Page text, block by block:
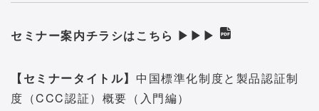
セミナー案内チラシはこちら ▶▶▶
【セミナータイトル】 中国標準化制度と製品認証制
度（CCC認証）概要（入門編）